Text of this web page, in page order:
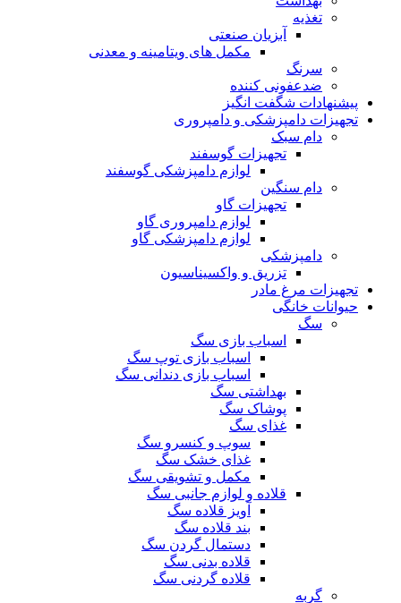
تغذیه
آبزیان صنعتی
مکمل های ویتامینه و معدنی
سرنگ
ضدعفونی کننده
پیشنهادات شگفت انگیز
تجهیزات دامپزشکی و دامپروری
دام سبک
تجهیزات گوسفند
لوازم دامپزشکی گوسفند
دام سنگین
تجهیزات گاو
لوازم دامپروری گاو
لوازم دامپزشکی گاو
دامپزشکی
تزریق و واکسیناسیون
تجهیزات مرغ مادر
حیوانات خانگی
سگ
اسباب بازی سگ
اسباب بازی توپ سگ
اسباب بازی دندانی سگ
بهداشتی سگ
پوشاک سگ
غذای سگ
سوپ و کنسرو سگ
غذای خشک سگ
مکمل و تشویقی سگ
قلاده و لوازم جانبی سگ
آویز قلاده سگ
بند قلاده سگ
دستمال گردن سگ
قلاده بدنی سگ
قلاده گردنی سگ
گربه